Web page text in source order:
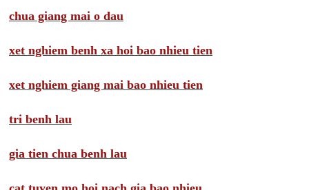
chua giang mai o dau
xet nghiem benh xa hoi bao nhieu tien
xet nghiem giang mai bao nhieu tien
tri benh lau
gia tien chua benh lau